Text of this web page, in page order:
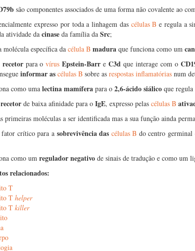
são componentes associados de uma forma não covalente ao
expresso por toda a linhagem das células B e regula a
atividade da cinase da família da Src;
molécula específica da célula B madura que funciona como um
recetorpara ovírus Epstein-Barr eC3d que interage com o
informar as células B sobre as respostas inflamatórias num
como uma lectina mamífera para o 2,6-ácido siálico que regula
recetor de baixa afinidade para o IgE, expresso pelas células B
primeiras moléculas a ser identificada mas a sua função ainda
crítico para a sobrevivência das células B do centro
como um regulador negativo de sinais de tradução e como um
relacionados:
T
T helper
T killer